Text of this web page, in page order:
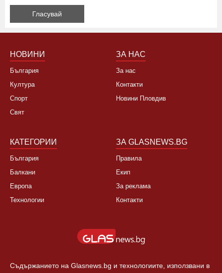
НОВИНИ
България
Култура
Спорт
Свят
ЗА НАС
За нас
Контакти
Новини Пловдив
КАТЕГОРИИ
България
Балкани
Европа
Технологии
ЗА GLASNEWS.BG
Правила
Екип
За реклама
Контакти
Съдържанието на Glasnews.bg и технологиите, използвани в